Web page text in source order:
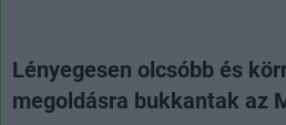
Lényegesen olcsóbb és
megoldásra bukkantak az